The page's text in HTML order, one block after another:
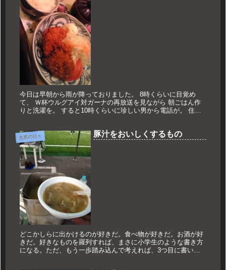
今日は早朝から雨が降っておりました。 8時くらいに目覚め
て、 Ｗ杯ウルグアイ対ガーナの再放送を見ながら 朝ごはん作
りと洗濯を。 すると10時くらいに珍しい男から電話が。 住宅
久世の日々 豚汁をおいしくするもの
どこかしらに出かけるのが好きだ。食べ物が好きだ。お酒が好
きだ。好きなものを羅列すれば、まさに小学生のような書き方
になる。ただ、もう一歩踏み込んで考えれば、3つ目に書いた